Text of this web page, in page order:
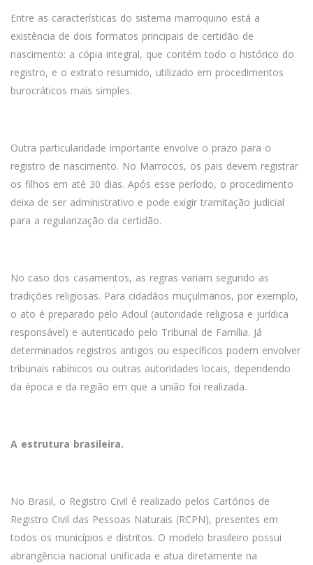
Entre as características do sistema marroquino está a
existência de dois formatos principais de certidão de
nascimento: a cópia integral, que contém todo o histórico do
registro, e o extrato resumido, utilizado em procedimentos
burocráticos mais simples.
Outra particularidade importante envolve o prazo para o
registro de nascimento. No Marrocos, os pais devem registrar
os filhos em até 30 dias. Após esse período, o procedimento
deixa de ser administrativo e pode exigir tramitação judicial
para a regularização da certidão.
No caso dos casamentos, as regras variam segundo as
tradições religiosas. Para cidadãos muçulmanos, por exemplo,
o ato é preparado pelo Adoul (autoridade religiosa e jurídica
responsável) e autenticado pelo Tribunal de Família. Já
determinados registros antigos ou específicos podem envolver
tribunais rabínicos ou outras autoridades locais, dependendo
da época e da região em que a união foi realizada.
A estrutura brasileira.
No Brasil, o Registro Civil é realizado pelos Cartórios de
Registro Civil das Pessoas Naturais (RCPN), presentes em
todos os municípios e distritos. O modelo brasileiro possui
abrangência nacional unificada e atua diretamente na